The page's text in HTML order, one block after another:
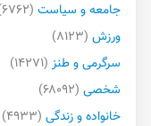
جامعه و سیاست (۶۷۶۲)
ورزش (۸۱۲۳)
سرگرمی و طنز (۱۴۲۷۱)
شخصی (۶۸۰۹۲)
خانواده و زندگی (۴۹۳۳)